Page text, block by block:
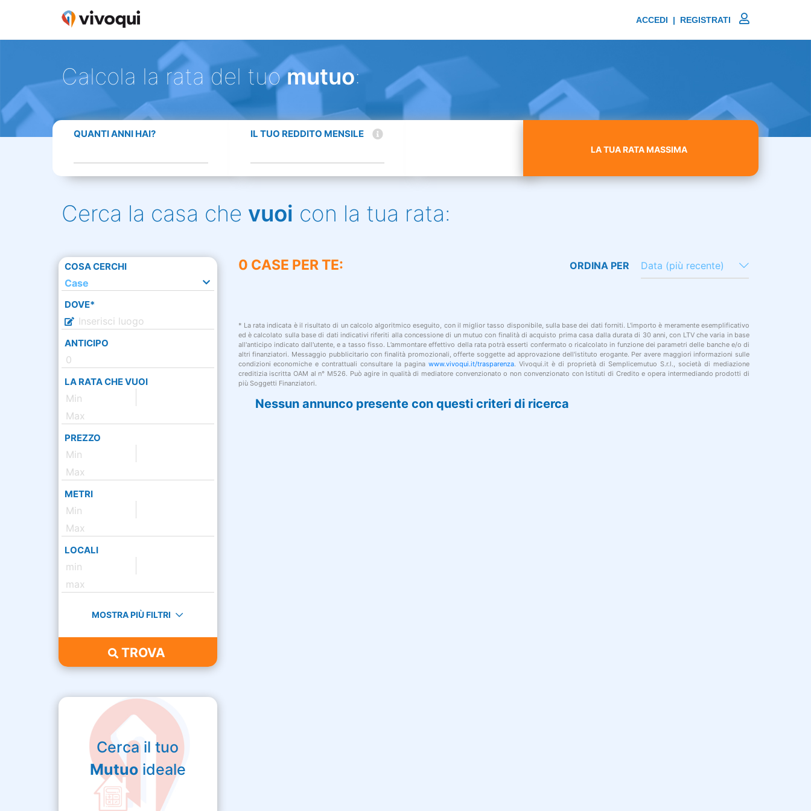
ACCEDI | REGISTRATI
Calcola la rata del tuomutuo:
QUANTI ANNI HAI? IL TUO REDDITO MENSILE
LA TUA RATA MASSIMA
Cerca la casa che vuoi con la tua rata:
Nessun annunco presente con questi criteri di ricerca
COSA CERCHI
Case
DOVE*
ANTICIPO
LA RATA CHE VUOI
PREZZO
METRI
LOCALI
MOSTRA PIÙ FILTRI
TROVA
Cerca il tuo
Mutuoideale
0 CASE PER TE: ORDINA PER Data (più recente)
* La rata indicata è il risultato di un calcolo algoritmico eseguito, con il miglior tasso disponibile, sulla base dei dati forniti. L'importo è meramente esemplificativo
ed è calcolato sulla base di dati indicativi riferiti alla concessione di un mutuo con finalità di acquisto prima casa dalla durata di 30 anni, con LTV che varia in base
all'anticipo indicato dall'utente, e a tasso fisso. L’ammontare effettivo della rata potrà esserti confermato o ricalcolato in funzione dei parametri delle banche e/o di
altri finanziatori. Messaggio pubblicitario con finalità promozionali, offerte soggette ad approvazione dell'istituto erogante. Per avere maggiori informazioni sulle
condizioni economiche e contrattuali consultare la paginawww.vivoqui.it/trasparenza. Vivoqui.it è di proprietà di Semplicemutuo S.r.l., società di mediazione
creditizia iscritta OAM al n° M526. Può agire in qualità di mediatore convenzionato o non convenzionato con Istituti di Credito e opera intermediando prodotti di
più Soggetti Finanziatori.